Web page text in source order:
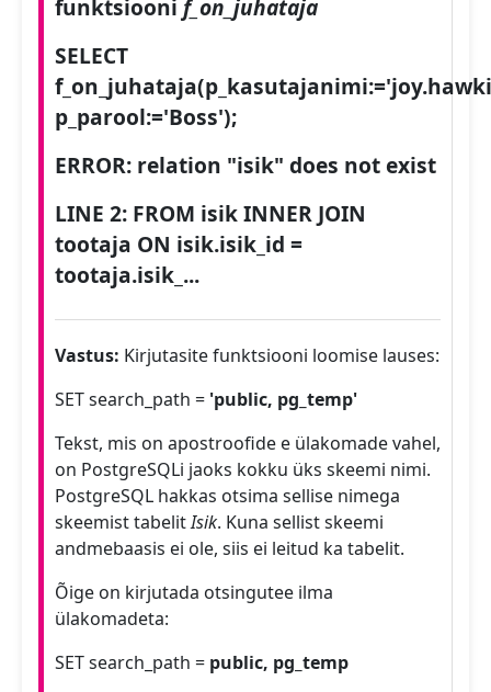
funktsiooni f_on_juhataja
SELECT
p_parool:='Boss');
ERROR: relation "isik" does not exist
LINE 2: FROM isik INNER JOIN
tootaja ON isik.isik_id =
tootaja.isik_...
Vastus: Kirjutasite funktsiooni loomise lauses:
SET search_path = 'public, pg_temp'
Tekst, mis on apostroofide e ülakomade vahel,
on PostgreSQLi jaoks kokku üks skeemi nimi.
PostgreSQL hakkas otsima sellise nimega
skeemist tabelitIsik. Kuna sellist skeemi
andmebaasis ei ole, siis ei leitud ka tabelit.
Õige on kirjutada otsingutee ilma
ülakomadeta:
SET search_path = public, pg_temp